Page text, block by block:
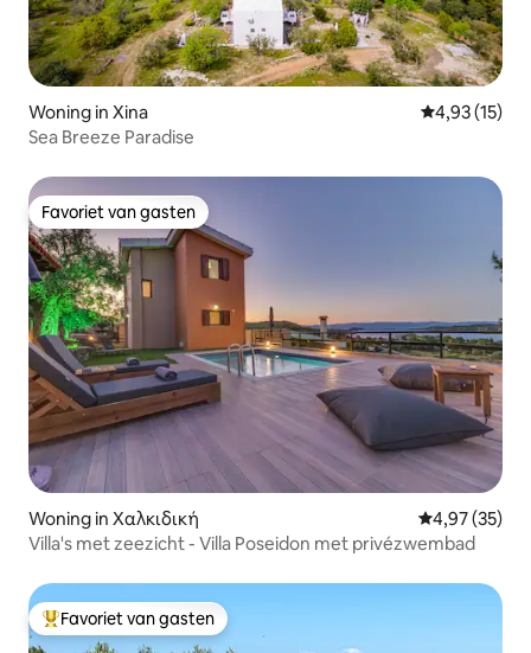
Woning in Xina Gemiddelde
4,93 (15)
Sea Breeze Paradise
Favoriet van gasten
Favoriet van gasten
Woning in Χαλκιδική Gemiddelde
4,97 (35)
Villa's met zeezicht - Villa Poseidon met privézwembad
Topfavoriet van gasten
Favoriet van gasten